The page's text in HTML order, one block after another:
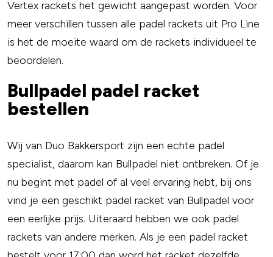
Vertex rackets het gewicht aangepast worden. Voor
meer verschillen tussen alle padel rackets uit Pro Line
is het de moeite waard om de rackets individueel te
beoordelen.
Bullpadel padel racket
bestellen
Wij van Duo Bakkersport zijn een echte padel
specialist, daarom kan Bullpadel niet ontbreken. Of je
nu begint met padel of al veel ervaring hebt, bij ons
vind je een geschikt padel racket van Bullpadel voor
een eerlijke prijs. Uiteraard hebben we ook padel
rackets van andere merken. Als je een padel racket